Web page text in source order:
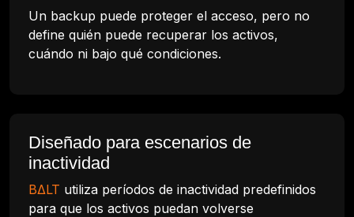
Un backup puede proteger el acceso, pero no
define quién puede recuperar los activos,
cuándo ni bajo qué condiciones.
Diseñado para escenarios de
inactividad
BΔLT utiliza períodos de inactividad predefinidos
para que los activos puedan volverse